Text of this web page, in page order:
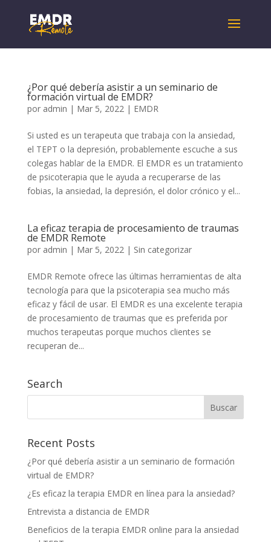
¿Por qué debería asistir a un seminario de
formación virtual de EMDR?
por admin | Mar 5, 2022| EMDR
Si usted es un terapeuta que trabaja con la ansiedad,
el TEPT o la depresión, probablemente escuche a sus
colegas hablar de la EMDR. El EMDR es un tratamiento
de psicoterapia que le ayuda a recuperarse de las
fobias, la ansiedad, la depresión, el dolor crónico y el...
La eficaz terapia de procesamiento de traumas
de EMDR Remote
por admin | Mar 5, 2022| Sin categorizar
EMDR Remote ofrece las últimas herramientas de alta
tecnología para que la psicoterapia sea mucho más
eficaz y fácil de usar. El EMDR es una excelente terapia
de procesamiento de traumas que es preferida por
muchos terapeutas porque muchos clientes se
recuperan de...
Search
Recent Posts
¿Por qué debería asistir a un seminario de formación
virtual de EMDR?
¿Es eficaz la terapia EMDR en línea para la ansiedad?
Entrevista a distancia de EMDR
Beneficios de la terapia EMDR online para la ansiedad